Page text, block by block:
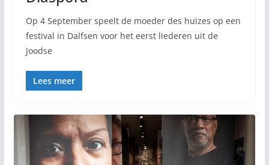
Op 4 September speelt de moeder des huizes op een
festival in Dalfsen voor het eerst liederen uit de
Joodse
Lees meer